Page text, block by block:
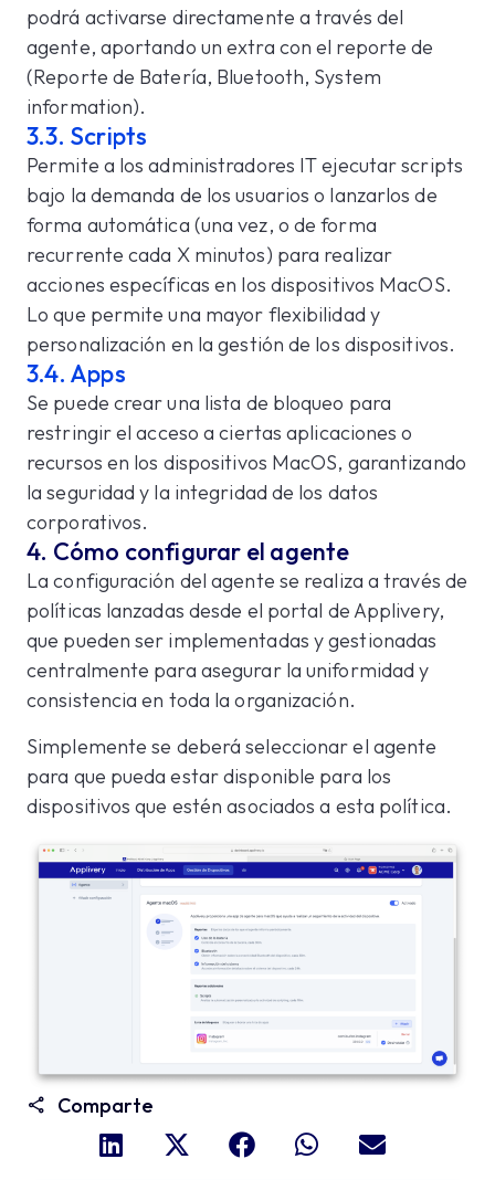
podrá activarse directamente a través del
agente, aportando un extra con el reporte de
(Reporte de Batería, Bluetooth, System
information).
3.3. Scripts
Permite a los administradores IT ejecutar scripts
bajo la demanda de los usuarios o lanzarlos de
forma automática (una vez, o de forma
recurrente cada X minutos) para realizar
acciones específicas en los dispositivos MacOS.
Lo que permite una mayor flexibilidad y
personalización en la gestión de los dispositivos.
3.4. Apps
Se puede crear una lista de bloqueo para
restringir el acceso a ciertas aplicaciones o
recursos en los dispositivos MacOS, garantizando
la seguridad y la integridad de los datos
corporativos.
4. Cómo configurar el agente
La configuración del agente se realiza a través de
políticas lanzadas desde el portal de Applivery,
que pueden ser implementadas y gestionadas
centralmente para asegurar la uniformidad y
consistencia en toda la organización.
Simplemente se deberá seleccionar el agente
para que pueda estar disponible para los
dispositivos que estén asociados a esta política.
Comparte